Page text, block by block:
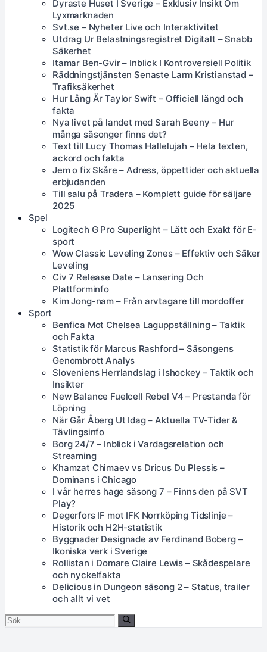
Dyraste Huset I Sverige – Exklusiv Insikt Om
Lyxmarknaden
Svt.se – Nyheter Live och Interaktivitet
Utdrag Ur Belastningsregistret Digitalt – Snabb
Säkerhet
Itamar Ben-Gvir – Inblick I Kontroversiell Politik
Räddningstjänsten Senaste Larm Kristianstad –
Trafiksäkerhet
Hur Lång Är Taylor Swift – Officiell längd och
fakta
Nya livet på landet med Sarah Beeny – Hur
många säsonger finns det?
Text till Lucy Thomas Hallelujah – Hela texten,
ackord och fakta
Jem o fix Skåre – Adress, öppettider och aktuella
erbjudanden
Till salu på Tradera – Komplett guide för säljare
2025
Spel
Logitech G Pro Superlight – Lätt och Exakt för E-
sport
Wow Classic Leveling Zones – Effektiv och Säker
Leveling
Civ 7 Release Date – Lansering Och
Plattforminfo
Kim Jong-nam – Från arvtagare till mordoffer
Sport
Benfica Mot Chelsea Laguppställning – Taktik
och Fakta
Statistik för Marcus Rashford – Säsongens
Genombrott Analys
Sloveniens Herrlandslag i Ishockey – Taktik och
Insikter
New Balance Fuelcell Rebel V4 – Prestanda för
Löpning
När Går Åberg Ut Idag – Aktuella TV-Tider &
Tävlingsinfo
Borg 24/7 – Inblick i Vardagsrelation och
Streaming
Khamzat Chimaev vs Dricus Du Plessis –
Dominans i Chicago
I vår herres hage säsong 7 – Finns den på SVT
Play?
Degerfors IF mot IFK Norrköping Tidslinje –
Historik och H2H-statistik
Byggnader Designade av Ferdinand Boberg –
Ikoniska verk i Sverige
Rollistan i Domare Claire Lewis – Skådespelare
och nyckelfakta
Delicious in Dungeon säsong 2 – Status, trailer
och allt vi vet
Sök